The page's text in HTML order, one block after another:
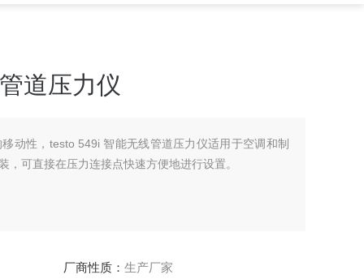
道压力仪
动性，testo 549i 智能无线管道压力仪适用于空调和制
可直接在压力连接点快速方便地进行设置。
厂商性质： 生产厂家